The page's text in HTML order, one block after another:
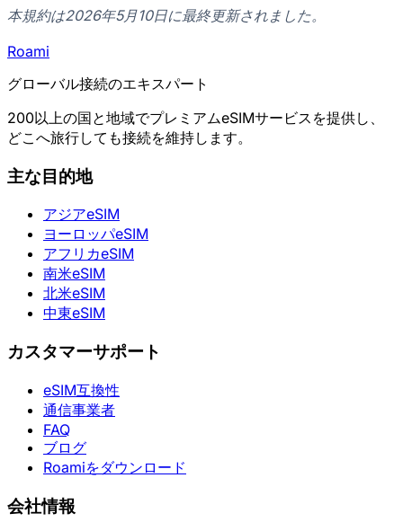
本規約は2026年5月10日に最終更新されました。
Roami
グローバル接続のエキスパート
200以上の国と地域でプレミアムeSIMサービスを提供し、
どこへ旅行しても接続を維持します。
主な目的地
アジアeSIM
ヨーロッパeSIM
アフリカeSIM
南米eSIM
北米eSIM
中東eSIM
カスタマーサポート
eSIM互換性
通信事業者
FAQ
ブログ
Roamiをダウンロード
会社情報